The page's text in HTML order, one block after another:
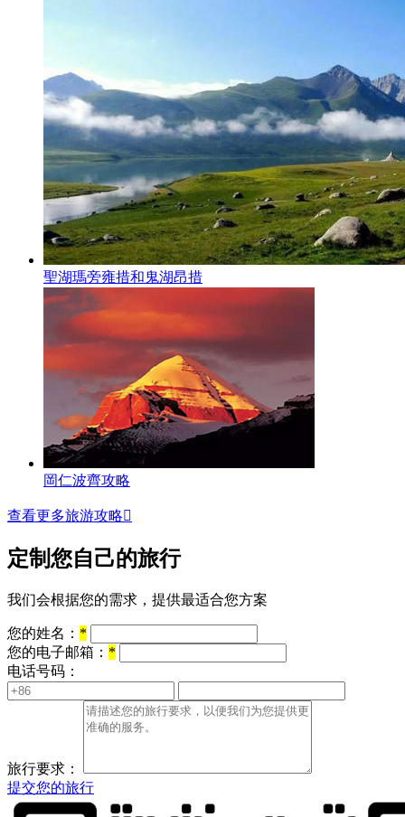
聖湖瑪旁雍措和鬼湖昂措
岡仁波齊攻略
查看更多旅游攻略
定制您自己的旅行
我们会根据您的需求，提供最适合您方案
您的姓名： *
您的电子邮箱： *
电话号码：
旅行要求：
提交您的旅行